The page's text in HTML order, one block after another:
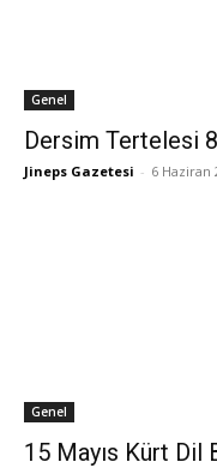
Genel
Dersim Tertelesi
Jineps Gazetesi - 6 Haziran
Genel
15 Mayıs Kürt Dil